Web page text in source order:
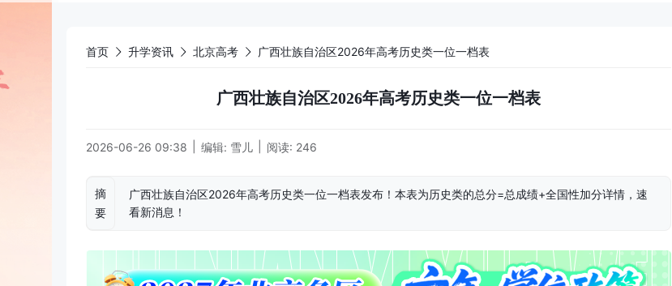
首页 升学资讯 北京高考 广西壮族自治区2026年高考历史类一位一档表
广西壮族自治区2026年高考历史类一位一档表
2026-06-26 09:38 编辑: 雪儿 阅读: 246
摘
要
广西壮族自治区2026年高考历史类一位一档表发布！本表为历史类的总分=总成绩+全国性加分详情，速
看新消息！